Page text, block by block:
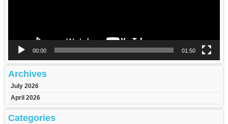
00:00 01:50
Archives
July 2026
April 2026
Categories